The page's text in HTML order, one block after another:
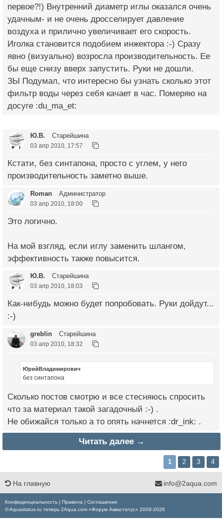
первое?!) Внутренний диаметр иглы оказался очень
удачным- и не очень дросселирует давление
воздуха и прилично увеличивает его скорость.
Иголка становится подобием инжектора :-) Сразу
явно (визуально) возросла производительность. Ее
бы еще снизу вверх запустить. Руки не дошли.
ЗЫ Подумал, что интересно бы узнать сколько этот
фильтр воды через себя качает в час. Померяю на
досуге :du_ma_et:
Ю.В. Старейшина
03 апр 2010, 17:57
Кстати, без синтапона, просто с углем, у него
производительность заметно выше.
Roman Администратор
03 апр 2010, 18:00
Это логично.
На мой взгляд, если иглу заменить шлангом,
эффективность также повысится.
Ю.В. Старейшина
03 апр 2010, 18:03
Как-нибудь можно будет попробовать. Руки дойдут...
:-)
greblin Старейшина
03 апр 2010, 18:32
ЮрийВладимирович
без синтапона
Сколько постов смотрю и все стесняюсь спросить
что за материал такой загадочный :-) .
Не обижайся только а то опять начнется :dr_ink: .
Читать далее →
1 2 3 4
На главную info@2aqua.com
Конфиденциальность Правила
Соглашение
© Aquastatus.ru теперь 2Aqua.com «Форум Аквастатус» 2009-2026